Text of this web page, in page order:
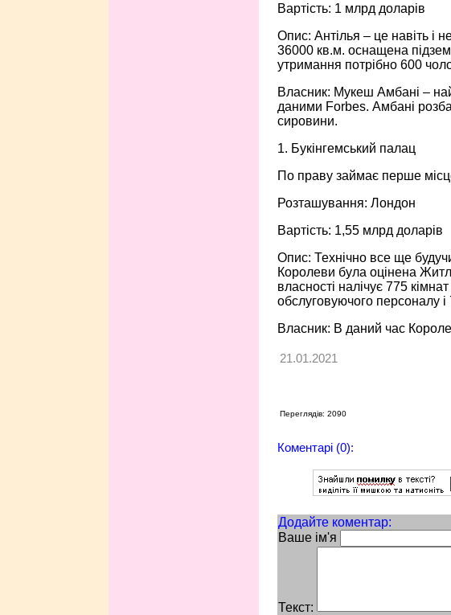
Вартість: 1 млрд доларів
Опис: Антілья – це навіть і
36000 кв.м. оснащена
утримання потрібно 600
Власник: Мукеш Амбані –
даними Forbes. Амбані
сировини.
1. Букінгемський палац
По праву займає перше
Розташування: Лондон
Вартість: 1,55 млрд доларів
Опис: Технічно все ще
Королеви була оцінена
власності налічує 775
обслуговуючого персоналу і
Власник: В даний час
21.01.2021
Переглядів: 2090
Коментарі (0):
Додайте коментар:
Ваше ім'я
Текст: